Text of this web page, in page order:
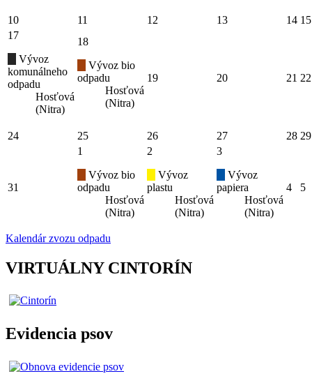
10 11 12 13 14 15
17
Vývoz
komunálneho
odpadu
Hosťová
(Nitra)
18
Vývoz bio
odpadu
Hosťová
(Nitra)
19 20 21 22
24 25 26 27 28 29
31
1
Vývoz bio
odpadu
Hosťová
(Nitra)
2
Vývoz
plastu
Hosťová
(Nitra)
3
Vývoz
papiera
Hosťová
(Nitra)
4 5
Kalendár zvozu odpadu
VIRTUÁLNY CINTORÍN
Evidencia psov